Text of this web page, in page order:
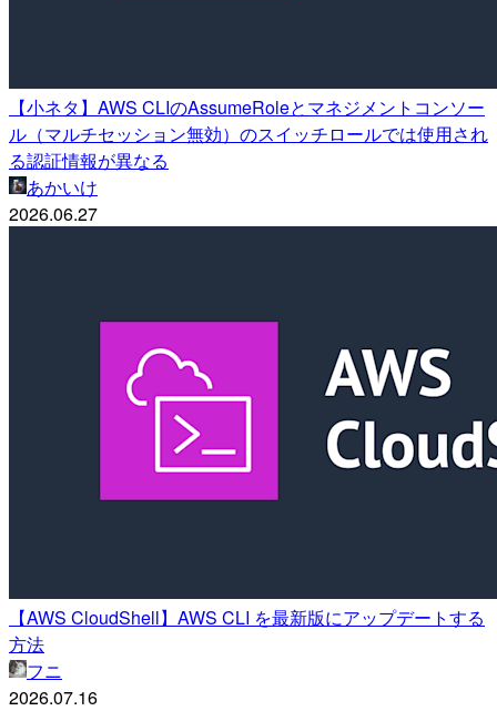
【小ネタ】AWS CLIのAssumeRoleとマネジメントコンソー
ル（マルチセッション無効）のスイッチロールでは使用され
る認証情報が異なる
あかいけ
2026.06.27
【AWS CloudShell】AWS CLI を最新版にアップデートする
方法
フニ
2026.07.16